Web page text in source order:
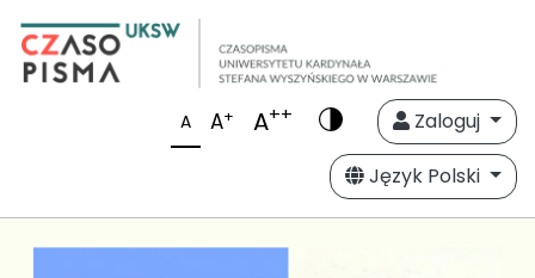
A A+ A++
Zaloguj
Język Polski